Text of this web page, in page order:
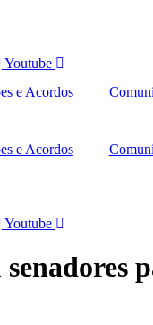
Youtube
e Acordos
e Acordos
Youtube